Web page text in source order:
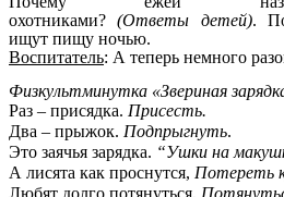
охотниками?(Ответы детей).
ищут пищу ночью.
Воспитатель: А теперь немного
Физкультминутка «Звериная
Раз – присядка. Присесть.
Два – прыжок. Подпрыгнуть.
Это заячья зарядка. “Ушки на
А лисята как проснутся, Потереть